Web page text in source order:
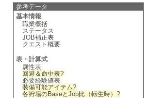
参考データ
基本情報
職業概括
ステータス
JOB補正表
クエスト概要
表・計算式
属性表
回避＆命中表?
必要経験値表
装備可能アイテム?
各狩場のBaseとJob比（転生時） ?